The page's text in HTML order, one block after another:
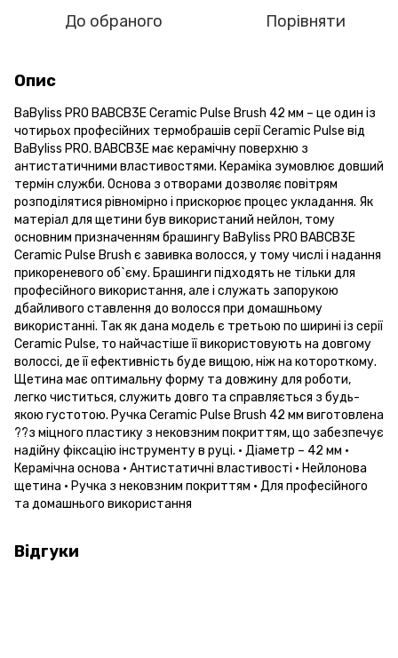
До обраного Порівняти
Опис
BaByliss PRO BABCB3E Ceramic Pulse Brush 42 мм – це один із
чотирьох професійних термобрашів серії Ceramic Pulse від
BaByliss PRO. BABCB3E має керамічну поверхню з
антистатичними властивостями. Кераміка зумовлює довший
термін служби. Основа з отворами дозволяє повітрям
розподілятися рівномірно і прискорює процес укладання. Як
матеріал для щетини був використаний нейлон, тому
основним призначенням брашингу BaByliss PRO BABCB3E
Ceramic Pulse Brush є завивка волосся, у тому числі і надання
прикореневого об`єму. Брашинги підходять не тільки для
професійного використання, але і служать запорукою
дбайливого ставлення до волосся при домашньому
використанні. Так як дана модель є третьою по ширині із серії
Ceramic Pulse, то найчастіше її використовують на довгому
волоссі, де її ефективність буде вищою, ніж на котороткому.
Щетина має оптимальну форму та довжину для роботи,
легко чиститься, служить довго та справляється з будь-
якою густотою. Ручка Ceramic Pulse Brush 42 мм виготовлена
??з міцного пластику з нековзним покриттям, що забезпечує
надійну фіксацію інструменту в руці. • Діаметр – 42 мм •
Керамічна основа • Антистатичні властивості • Нейлонова
щетина • Ручка з нековзним покриттям • Для професійного
та домашнього використання
Відгуки